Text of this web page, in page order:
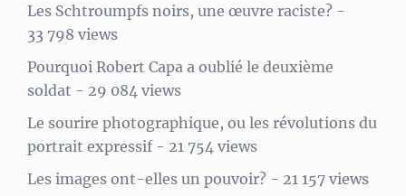
Les Schtroumpfs noirs, une œuvre raciste? -
33 798 views
Pourquoi Robert Capa a oublié le deuxième
soldat - 29 084 views
Le sourire photographique, ou les révolutions du
portrait expressif- 21 754 views
Les images ont-elles un pouvoir? - 21 157 views